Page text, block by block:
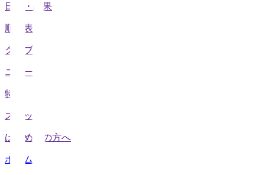
日程・結果
順位表
クラブ
ニュース
特集
スタッツ
はじめての方へ
ホーム